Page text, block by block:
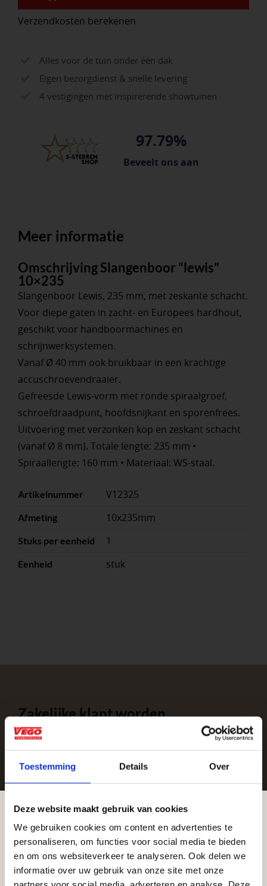
Toestemming Details Over
Deze website maakt gebruik van cookies
We gebruiken cookies om content en advertenties te
personaliseren, om functies voor social media te bieden
en om ons websiteverkeer te analyseren. Ook delen we
informatie over uw gebruik van onze site met onze
Verzendkosten berekenen
Alles voor de tuin onder één dak
Eigen bezorgdienst & snelle levering
4 vestigingen met inspirerende showtuinen
97.79%
Beveelt ons aan
Meer informatie
Omschrijving Slangenboor “lewis”
10×235
Slangenboor Lewis, 235 mm, met zeskante schacht.
Voor diepe gaten in zacht- en Europees hardhout,
geschikt voor handboormachines en
schrijnwerksystemen.
Vanaf Ø 40 mm ook bruikbaar in een krachtige
accuschroevendraaier.
Gefreesde Lewis-vorm met ronde spiraalgroef,
schroefdraadpunt, hoofdsnijkant en sporenfrees.
Uitvoering met verzonken kop en zeskant schacht
(vanaf Ø 8 mm). Totale lengte: 235 mm •
Spiraallengte: 160 mm • Materiaal: WS-staal.
Artikelnummer V12325
Afmeting 10x235mm
Stuks per eenheid 1
Eenheid stuk
Zakelijke klant worden
Vego Tuinmaterialen is de meest geschikte partner
voor zakelijke klanten op zoek naar tuin- en
infraproducten. Als professionele leverancier van
tuinmaterialen bieden wij een breed assortiment
zakelijke mogelijkheden.
Aangepaste openingstijden tijdens de
vakantieperiode
Waardenburg en Vego Dordrecht hanteren tijdens